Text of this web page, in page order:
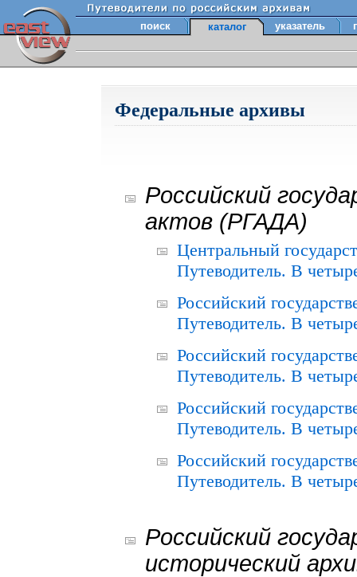
поиск каталог указатель
Федеральные архивы
Российский
актов (РГАДА)
Центральный
Путеводитель. В
Российский
Путеводитель. В
Российский
Путеводитель. В
Российский
Путеводитель. В
Российский
Путеводитель. В
Российский
исторический